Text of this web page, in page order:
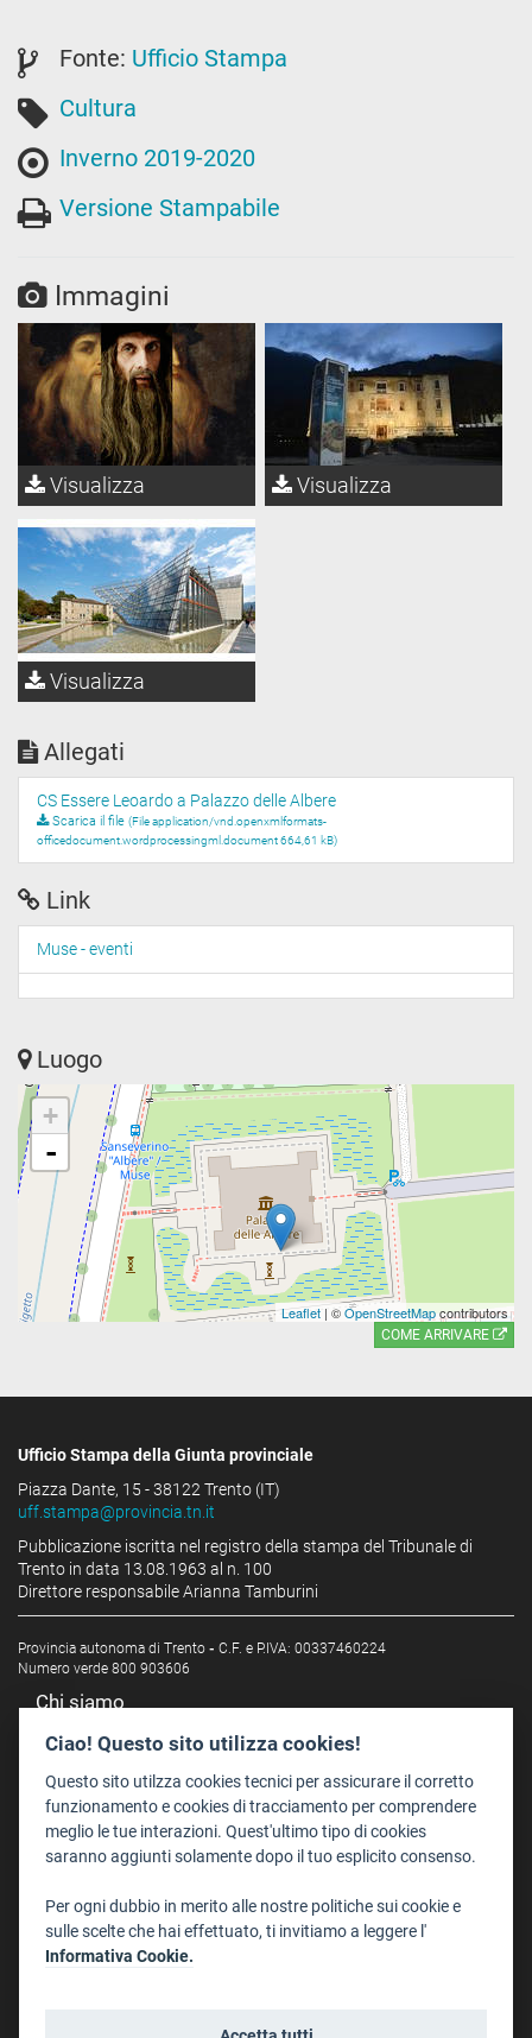
Fonte: Ufficio Stampa
Cultura
Inverno 2019-2020
Versione Stampabile
Immagini
Visualizza Visualizza
Visualizza
Allegati
CS Essere Leoardo a Palazzo delle Albere
Scarica il file (File application/vnd.openxmlformats-
officedocument.wordprocessingml.document 664,61 kB)
Link
Muse - eventi
Luogo
+
-
Leaflet | ©OpenStreetMapcontributors
COME ARRIVARE
Ufficio Stampa della Giunta provinciale
Piazza Dante, 15 - 38122 Trento (IT)
uff.stampa@provincia.tn.it
Pubblicazione iscritta nel registro della stampa del Tribunale di
Trento in data 13.08.1963 al n. 100
Direttore responsabile Arianna Tamburini
Provincia autonoma di Trento - C.F. e P.IVA: 00337460224
Numero verde 800 903606
Chi siamo
Redazione
Staff
Format - Centro Audiovisivi
Trentino Film Commission
Dove Siamo
Struttura di riferimento
Ciao! Questo sito utilizza cookies!
Questo sito utilzza cookies tecnici per assicurare il corretto
funzionamento e cookies di tracciamento per comprendere
meglio le tue interazioni. Quest'ultimo tipo di cookies
saranno aggiunti solamente dopo il tuo esplicito consenso.
Per ogni dubbio in merito alle nostre politiche sui cookie e
sulle scelte che hai effettuato, ti invitiamo a leggere l'
Informativa Cookie.